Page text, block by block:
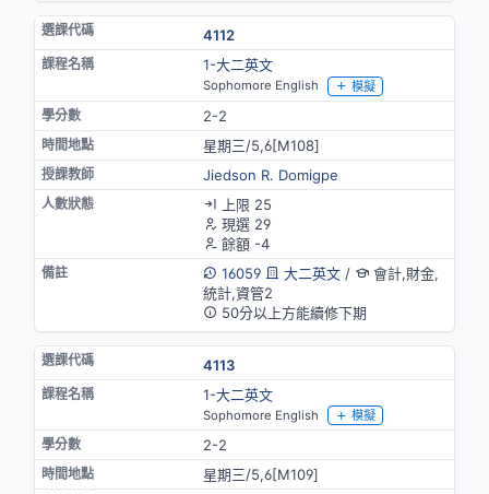
4112
1-大二英文
Sophomore English 模擬
2-2
星期三/5,6[M108]
Jiedson R. Domigpe
上限 25
現選 29
餘額 -4
16059
大二英文/
會計,財金,
統計,資管2
50分以上方能續修下期
4113
1-大二英文
Sophomore English 模擬
2-2
星期三/5,6[M109]